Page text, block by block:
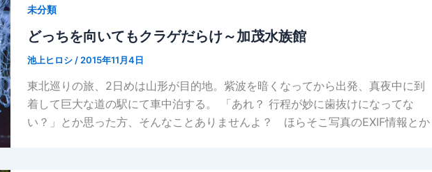
未分類
どっちを向いてもクラゲだらけ～加茂水族館
池上ヒロシ / 2015年11月4日
東北巡りの旅、2日めは山形が目的地。紫波を暗くなってから出発、真夜中に到
着して巨大な道の駅にて車中泊する。 「あれ？ 行程が妙に歯抜けになってな
い？」とか思った方、そんなことありませんよ？ ほらそこ写真のEXIF情報とか